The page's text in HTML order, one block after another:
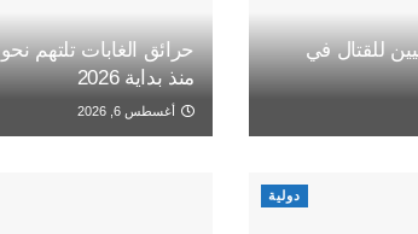
للقتال في
منذ بداية 2026
أغسطس 6, 2026
دولية